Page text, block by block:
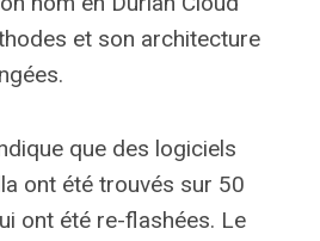
et son architecture
que des logiciels
ont été trouvés sur 50
ont été re-flashées. Le